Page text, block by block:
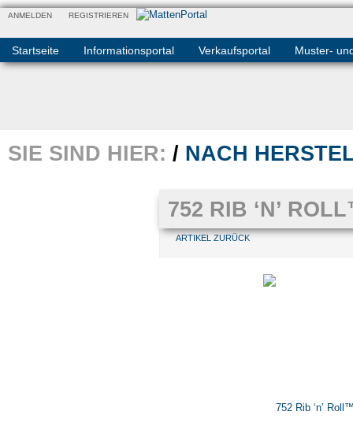
ANMELDEN REGISTRIEREN
Startseite Informationsportal Verkaufsportal Muster-
SIE SIND HIER: / NACH
752 RIB ‘N’
ARTIKEL ZURÜCK